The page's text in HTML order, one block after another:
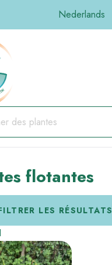
Nederlands
flotantes
LES RÉSULTATS